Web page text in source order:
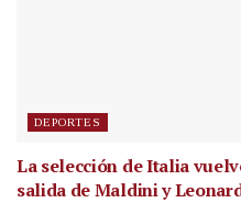
DEPORTES
La selección de Italia
salida de Maldini y